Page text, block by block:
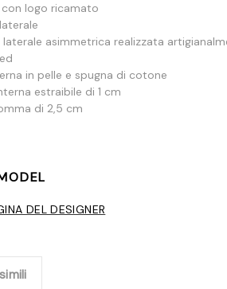
con logo ricamato
laterale asimmetrica realizzata
in pelle e spugna di cotone
estraibile di 1 cm
di 2,5 cm
DEL DESIGNER